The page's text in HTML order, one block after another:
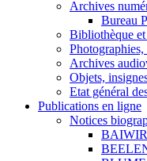
Archives
Bureau
Bibliothèque
Archives
Objets,
Etat général
Publications en ligne
Notices